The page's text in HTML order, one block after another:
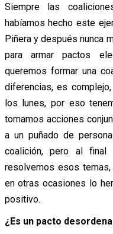
Siempre las
habíamos hecho este
Piñera y después nunca
para armar pactos
queremos formar una
diferencias, es
los lunes, por eso
tomamos acciones
a un puñado de
coalición, pero al
resolvemos esos
en otras ocasiones lo
positivo.
¿Es un pacto